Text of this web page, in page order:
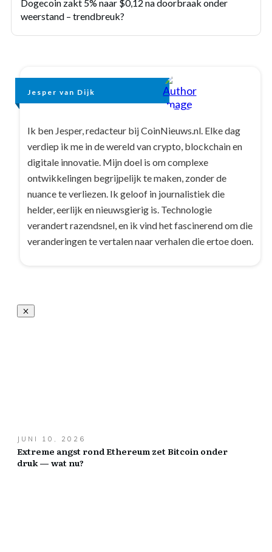
Dogecoin zakt 5% naar $0,12 na doorbraak onder
weerstand – trendbreuk?
Jesper van Dijk
Ik ben Jesper, redacteur bij CoinNieuws.nl. Elke dag
verdiep ik me in de wereld van crypto, blockchain en
digitale innovatie. Mijn doel is om complexe
ontwikkelingen begrijpelijk te maken, zonder de
nuance te verliezen. Ik geloof in journalistiek die
helder, eerlijk en nieuwsgierig is. Technologie
verandert razendsnel, en ik vind het fascinerend om die
veranderingen te vertalen naar verhalen die ertoe doen.
JUNI 10, 2026
Extreme angst rond Ethereum zet Bitcoin onder
druk — wat nu?